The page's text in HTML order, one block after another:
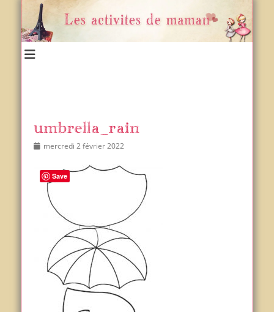
umbrella_rain
Postedmercredi 2 février 2022
Save